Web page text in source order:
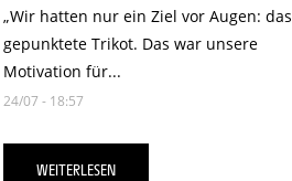
„Wir hatten nur ein Ziel vor Augen: das
gepunktete Trikot. Das war unsere
Motivation für...
24/07 - 18:57
WEITERLESEN